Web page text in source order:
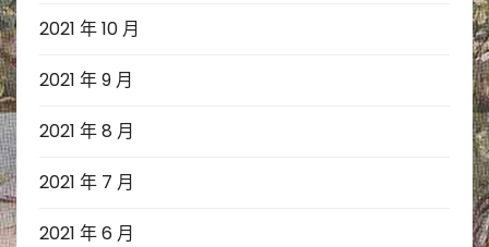
2021 年 10 月
2021 年 9 月
2021 年 8 月
2021 年 7 月
2021 年 6 月